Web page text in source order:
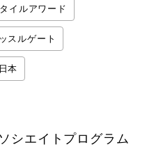
イルアワード
スルゲート
本
シエイトプログラム